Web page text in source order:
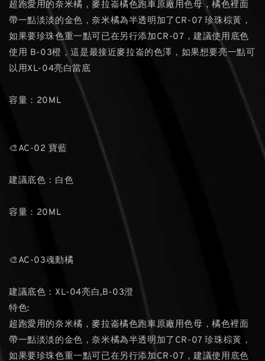
超跑愛用的奈米橘，麥拉崙橘色跑車原廠用色母，橘色裡面
帶一點淡淡的金色，奈米橘為半透明加了CR-07 珍珠棕黃，
如果要珍珠色重一點可已在另行添加CR-07，建議使用底色
使用 B-03橙，這是最接近麥拉崙的色澤，如果想要亮一點可
以用XL-04亮白當底
容量：20ML
🎨AC-02 寶藍
建議底色：白色
容量：20ML
🎨AC-03魂動橘
建議底色：XL-04亮白,B-03澄
特色:
超跑愛用的奈米橘，麥拉崙橘色跑車原廠用色母，橘色裡面
帶一點淡淡的金色，奈米橘為半透明加了CR-07 珍珠棕黃，
如果要珍珠色重一點可已在另行添加CR-07，建議使用底色